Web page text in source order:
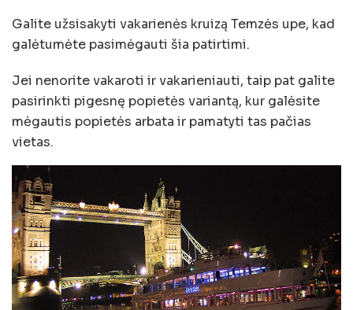
Galite užsisakyti vakarienės kruizą Temzės upe, kad
galėtumėte pasimėgauti šia patirtimi.
Jei nenorite vakaroti ir vakarieniauti, taip pat galite
pasirinkti pigesnę popietės variantą, kur galėsite
mėgautis popietės arbata ir pamatyti tas pačias
vietas.